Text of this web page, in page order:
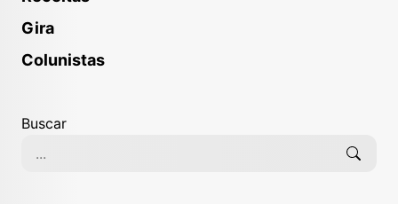
Gira
Colunistas
Buscar